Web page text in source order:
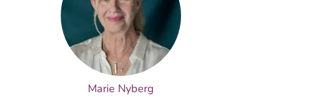
Marie Nyberg